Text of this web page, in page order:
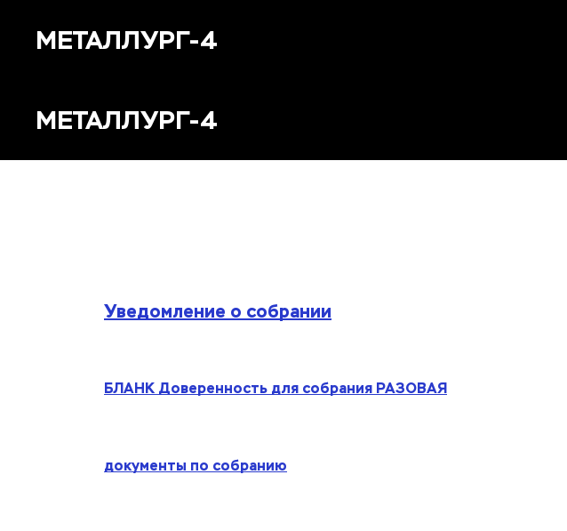
МЕТАЛЛУРГ-4
МЕТАЛЛУРГ-4
Уведомление о собрании
БЛАНК Доверенность для собрания РАЗОВАЯ
документы по собранию